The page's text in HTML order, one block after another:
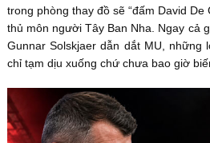
trong phòng thay đồ sẽ “đấm David De
thủ môn người Tây Ban Nha. Ngay cả
Gunnar Solskjaer dẫn dắt MU, những
chỉ tạm dịu xuống chứ chưa bao giờ